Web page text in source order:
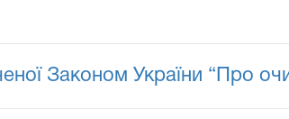
Законом України “Про